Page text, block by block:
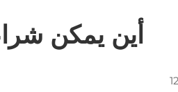
أين يمكن